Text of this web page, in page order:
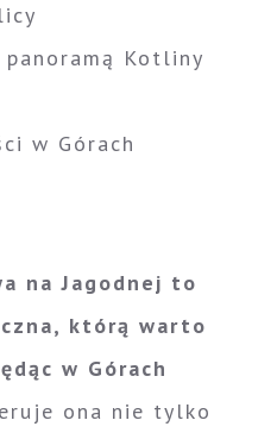
Kotliny
w Górach
na Jagodnej to
którą warto
w Górach
ona nie tylko